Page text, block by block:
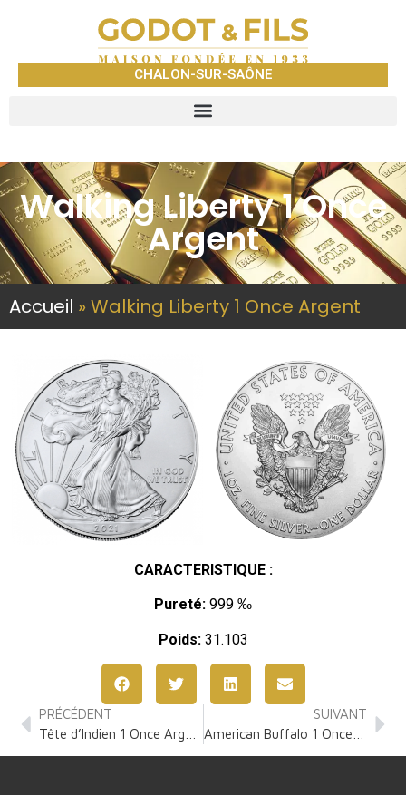
CHALON-SUR-SAÔNE
Walking Liberty 1 Once
Argent
Accueil »Walking Liberty 1 Once Argent
CARACTERISTIQUE :
Pureté: 999 ‰
Poids:31.103
PRÉCÉDENT
SUIVANT